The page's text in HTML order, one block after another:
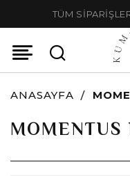
TÜM
ANASAYFA
MOMENTUS